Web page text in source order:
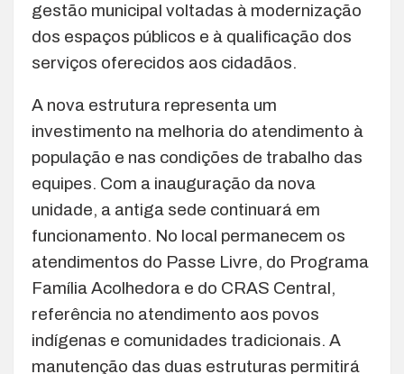
gestão municipal voltadas à modernização
dos espaços públicos e à qualificação dos
serviços oferecidos aos cidadãos.
A nova estrutura representa um
investimento na melhoria do atendimento à
população e nas condições de trabalho das
equipes. Com a inauguração da nova
unidade, a antiga sede continuará em
funcionamento. No local permanecem os
atendimentos do Passe Livre, do Programa
Família Acolhedora e do CRAS Central,
referência no atendimento aos povos
indígenas e comunidades tradicionais. A
manutenção das duas estruturas permitirá